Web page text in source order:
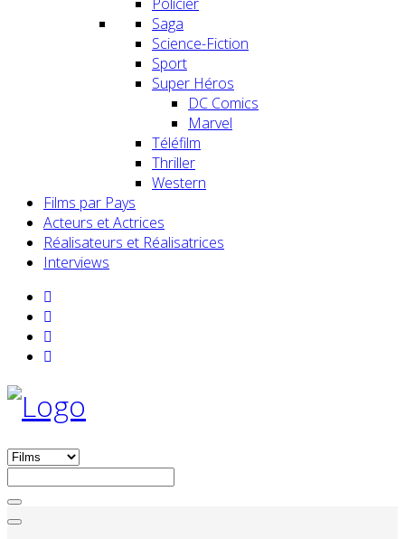
Saga
Science-Fiction
Sport
Super Héros
DC Comics
Marvel
Téléfilm
Thriller
Western
Films par Pays
Acteurs et Actrices
Réalisateurs et Réalisatrices
Interviews